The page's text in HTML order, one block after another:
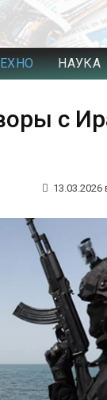
НАУКА
с
13.03.2026